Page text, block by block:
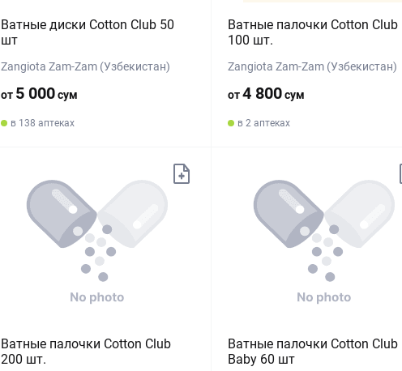
Ватные диски Cotton Club 50
шт
Zangiota Zam-Zam (Узбекистан)
от 5 000сум
в 138 аптеках
Ватные палочки Cotton Club
100 шт.
Zangiota Zam-Zam (Узбекистан)
от4 800сум
в 2 аптеках
Ватные палочки Cotton Club
200 шт.
Ватные палочки Cotton Club
Baby 60 шт